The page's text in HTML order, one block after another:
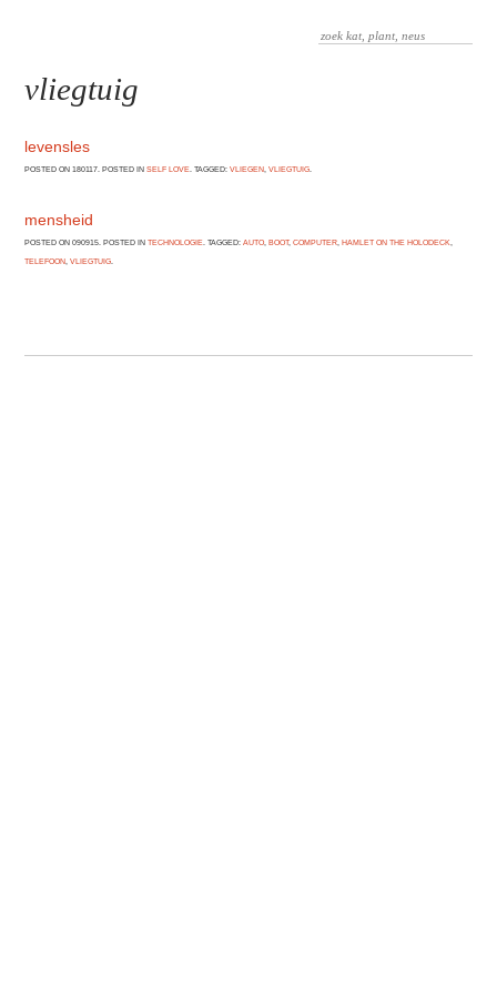
vliegtuig
levensles
POSTED ON 180117. POSTED INSELF LOVE . TAGGED:VLIEGEN ,VLIEGTUIG
mensheid
POSTED ON 090915. POSTED INTECHNOLOGIE. TAGGED:AUTO,BOOT,COMPUTER,HAMLET ON THE HOLODECK,
TELEFOON,VLIEGTUIG.